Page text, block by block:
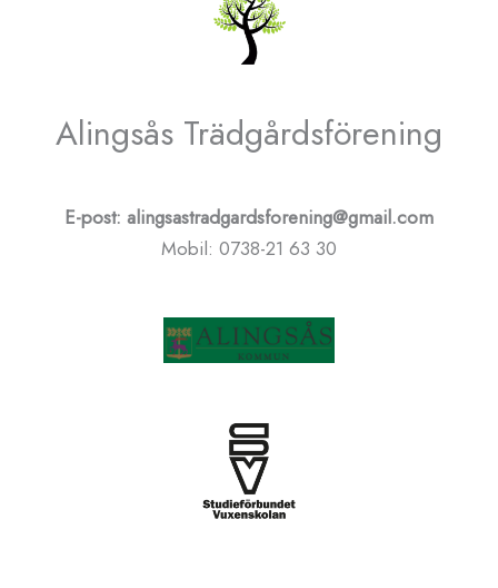
Alingsås Trädgårdsförening
E-post: alingsastradgardsforening@gmail.com
Mobil: 0738-21 63 30